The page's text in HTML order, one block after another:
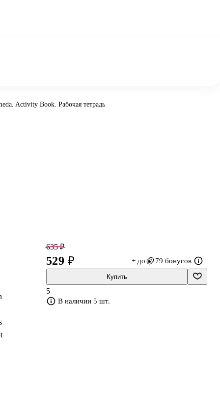
Activity Book. Рабочая тетрадь
635 ₽
529 ₽ + до 79 бонусов
Купить
5
В наличии 5 шт.